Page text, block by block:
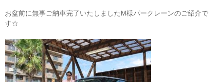
お盆前に無事ご納車完了いたしましたM様パークレーンのご紹介で
す☆